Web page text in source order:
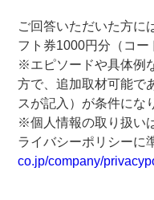
ご回答いただいた方に
フト券1000円分（コー
※エピソードや具体例
方で、追加取材可能で
スが記入）が条件にな
※個人情報の取り扱い
ライバシーポリシーに
co.jp/company/